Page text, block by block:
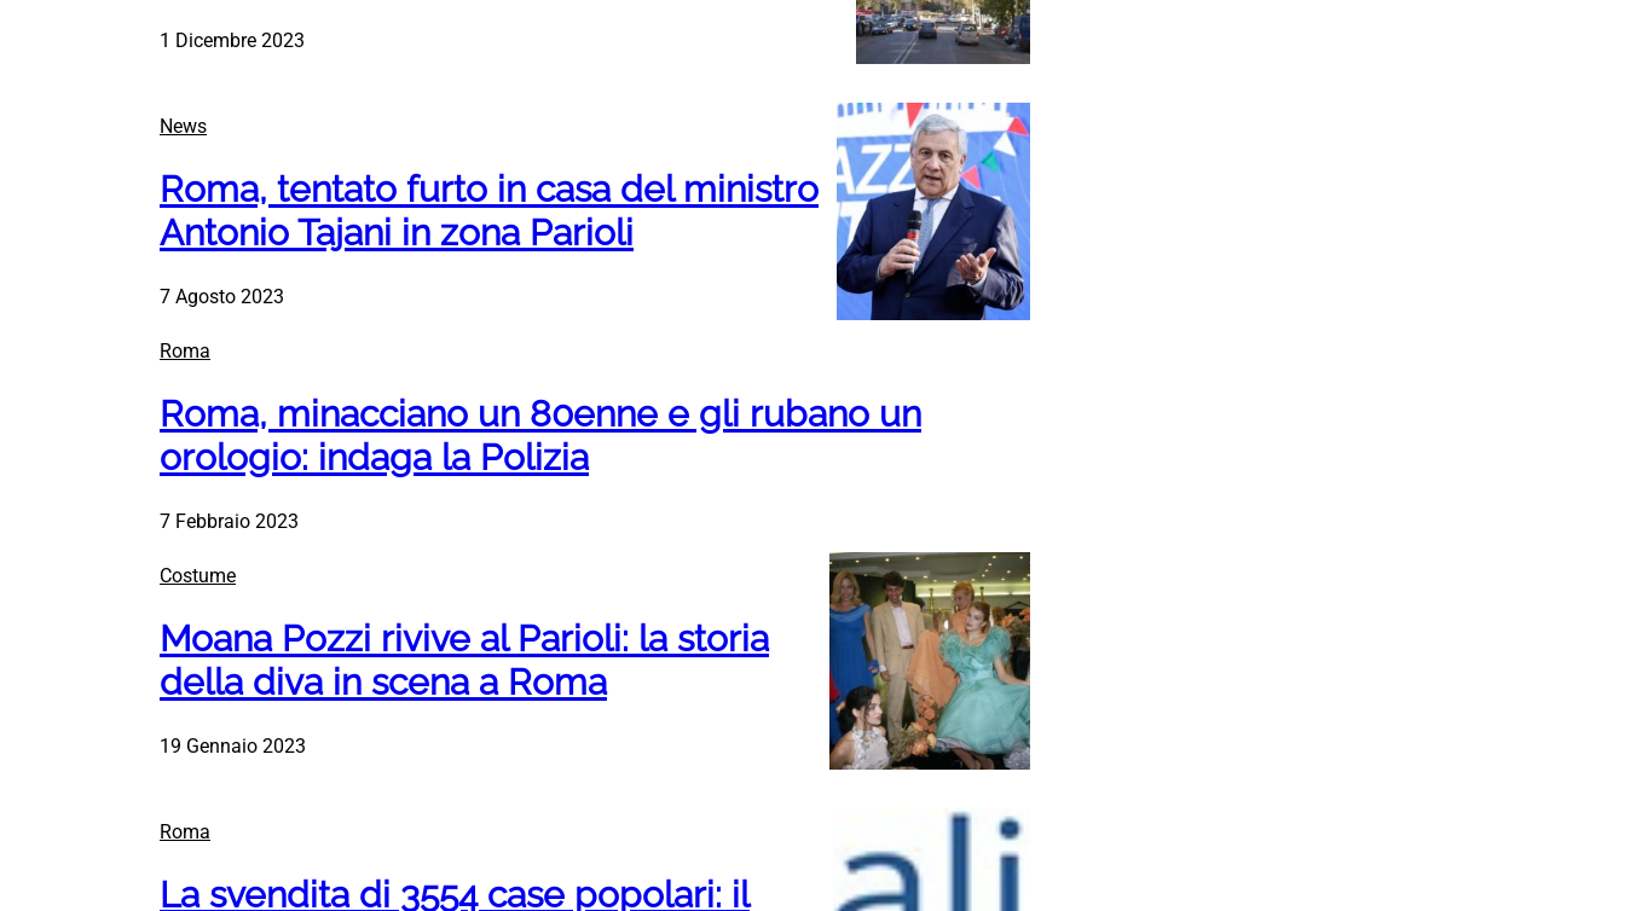
1 Dicembre 2023
News
Roma, tentato furto in casa del ministro
Antonio Tajani in zona Parioli
7 Agosto 2023
Roma
Roma, minacciano un 80enne e gli rubano un
orologio: indaga la Polizia
7 Febbraio 2023
Costume
Moana Pozzi rivive al Parioli: la storia
della diva in scena a Roma
19 Gennaio 2023
Roma
La svendita di 3554 case popolari: il